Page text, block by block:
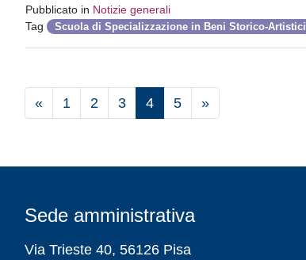
Pubblicato in Notizie generali
Tag
Scuola di Specializzazione in Beni Storico-Artistici
« 1 2 3 4 5 »
Sede amministrativa
Via Trieste 40, 56126 Pisa